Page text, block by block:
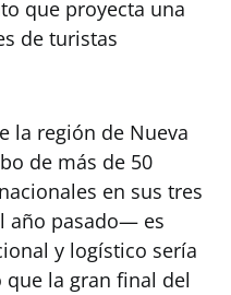
que proyecta una
de turistas
la región de Nueva
de más de 50
en sus tres
año pasado— es
y logístico sería
la gran final del